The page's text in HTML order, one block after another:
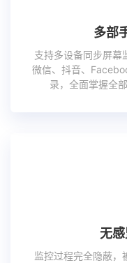
多部
支持多设备同步屏幕
微信、抖音、
录，全面掌握全
无
监控过程完全隐蔽，